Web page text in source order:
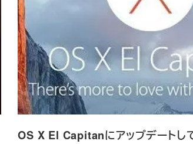
OS X El Capitanにアップデートし